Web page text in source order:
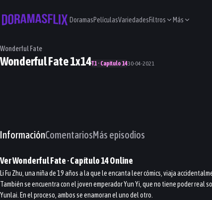
DoramasPelículasVariedadesFiltros Más
Wonderful Fate
Wonderful Fate 1x14T1 · Capítulo 1430-04-2021
InformaciónComentariosMás episodios
VerWonderful Fate· Capítulo14Online
Li Fu Zhu, una niña de 19 años a la que le encanta leer cómics, viaja
También se encuentra con el joven emperador Yun Yi, que no tiene poder
Yunlai. En el proceso, ambos se enamoran el uno del otro.